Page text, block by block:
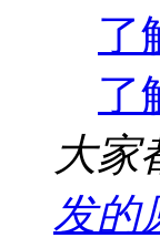
了
了
大家
发的